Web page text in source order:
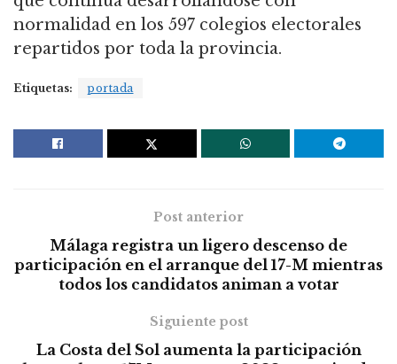
normalidad en los 597 colegios electorales
repartidos por toda la provincia.
Etiquetas: portada
Post anterior
Málaga registra un ligero descenso de
participación en el arranque del 17-M mientras
todos los candidatos animan a votar
Siguiente post
La Costa del Sol aumenta la participación